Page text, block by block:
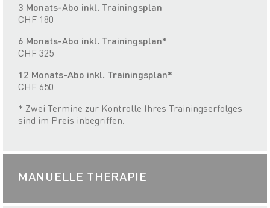
3 Monats-Abo inkl. Trainingsplan
CHF 180
6 Monats-Abo inkl. Trainingsplan*
CHF 325
12 Monats-Abo inkl. Trainingsplan*
CHF 650
* Zwei Termine zur Kontrolle Ihres Trainingserfolges
sind im Preis inbegriffen.
MANUELLE THERAPIE